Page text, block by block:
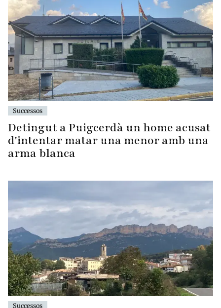
Successos
Detingut a Puigcerdà un home acusat
d'intentar matar una menor amb una
arma blanca
Successos